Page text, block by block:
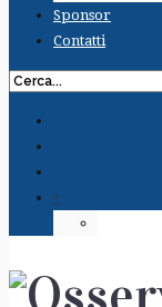
Sponsor
Contatti
+